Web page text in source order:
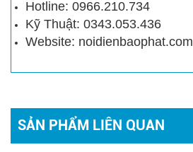
Hotline: 0966.210.734
Kỹ Thuật: 0343.053.436
Website: noidienbaophat.com
SẢN PHẨM LIÊN QUAN